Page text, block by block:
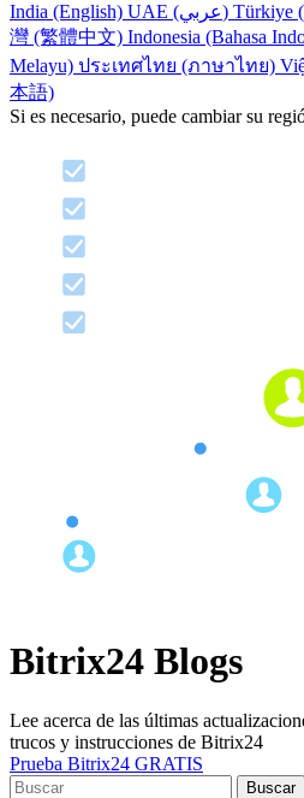
India (English)
UAE (عربي) Türkiye
灣 (繁體中文) Indonesia (Bahasa
Melayu) ประเทศไทย (ภาษาไทย)
本語)
Si es necesario, puede cambiar su
Bitrix24 Blogs
Lee acerca de las últimas
trucos y instrucciones de Bitrix24
Prueba Bitrix24 GRATIS